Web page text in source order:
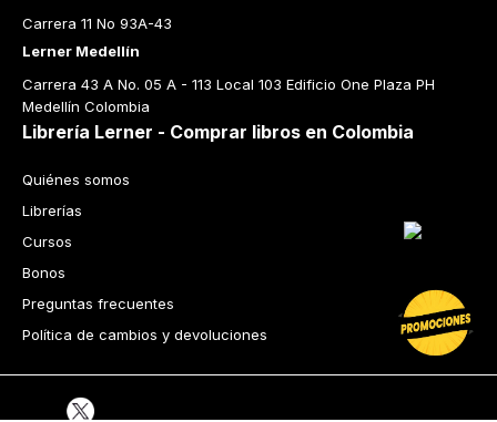
Carrera 11 No 93A-43
Lerner Medellín
Carrera 43 A No. 05 A - 113 Local 103 Edificio One Plaza PH
Medellín Colombia
Librería Lerner - Comprar libros en Colombia
Quiénes somos
Librerías
Cursos
Bonos
Preguntas frecuentes
Política de cambios y devoluciones